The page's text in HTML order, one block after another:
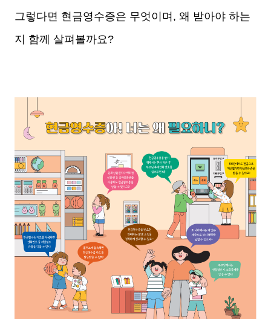
그렇다면 현금영수증은 무엇이며, 왜 받아야 하는
지 함께 살펴볼까요?